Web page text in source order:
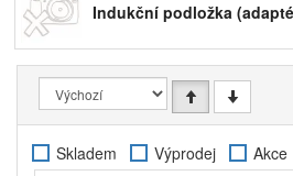
Indukční podložka
Skladem Výprodej Akce